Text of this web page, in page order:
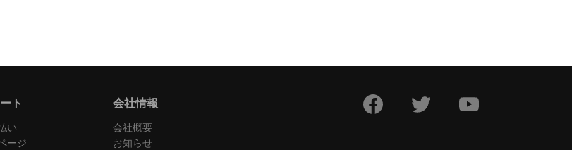
ト
い
ージ
会社情報
会社概要
お知らせ